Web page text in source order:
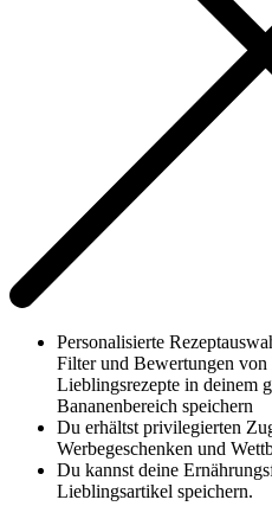
Personalisierte
Filter und Bewertungen von
Lieblingsrezepte in deinem
Bananenbereich speichern
Du erhältst privilegierten
Werbegeschenken und
Du kannst deine
Lieblingsartikel speichern.